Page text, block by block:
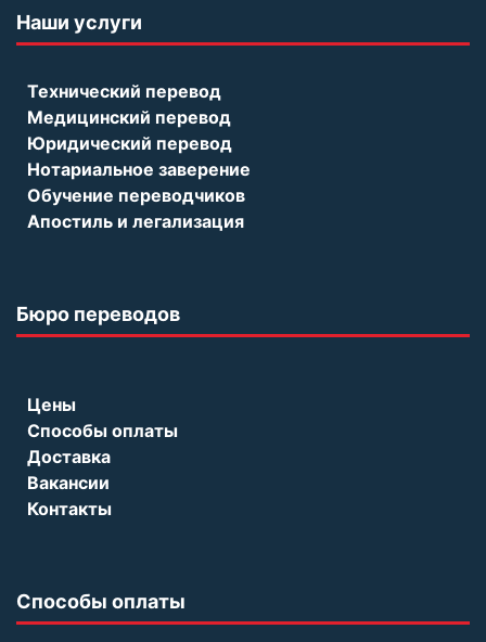
Наши услуги
Технический перевод
Медицинский перевод
Юридический перевод
Нотариальное заверение
Обучение переводчиков
Апостиль и легализация
Бюро переводов
Цены
Способы оплаты
Доставка
Вакансии
Контакты
Способы оплаты